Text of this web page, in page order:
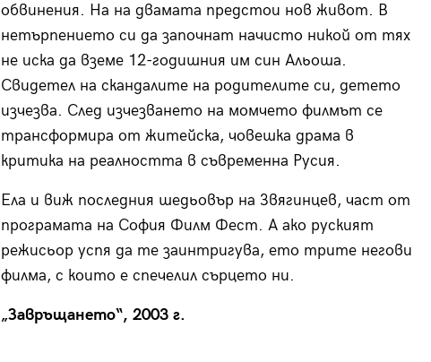
обвинения. На на двамата предстои нов живот. В
нетърпението си да започнат начисто никой от тях
не иска да вземе 12-годишния им син Альоша.
Свидетел на скандалите на родителите си, детето
изчезва. След изчезването на момчето филмът се
трансформира от житейска, човешка драма в
критика на реалността в съвременна Русия.
Ела и виж последния шедьовър на Звягинцев, част от
програмата на София Филм Фест. А ако руският
режисьор успя да те заинтригува, ето трите негови
филма, с които е спечелил сърцето ни.
„Завръщането“, 2003 г.